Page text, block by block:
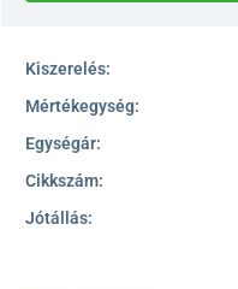
Kiszerelés:
Mértékegység:
Egységár:
Cikkszám:
Jótállás: